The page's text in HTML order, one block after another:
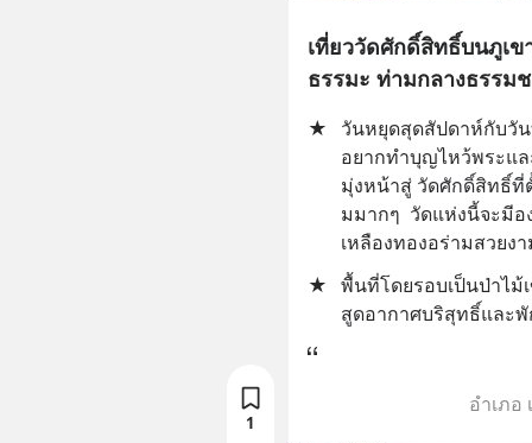
เที่ยววัดศักดิ์สิทธิ์บนภูเ
ธรรมะ ท่ามกลางธรรม
★
วันหยุดสุดสัปดาห์กับวั
อยากทำบุญไหว้พระแ
มุ่งหน้าสู่ วัดศักดิ์สิทธิ์ที่
มมากๆ  วัดแห่งนี้จะมี
เหลืองทองอร่ามสวยง
★ พื้นที่โดยรอบเป็นป่าไม้
สูดอากาศบริสุทธิ์และ
อำเภอ
1